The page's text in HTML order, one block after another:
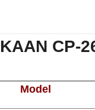
KAAN CP-
Model